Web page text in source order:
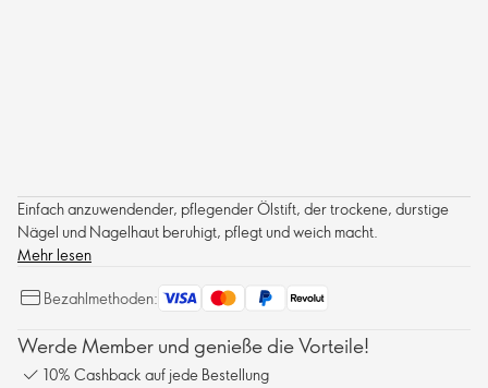
Einfach anzuwendender, pflegender Ölstift, der trockene, durstige
Nägel und Nagelhaut beruhigt, pflegt und weich macht.
Mehr lesen
Bezahlmethoden:
Werde Member und genieße die Vorteile!
10% Cashback auf jede Bestellung